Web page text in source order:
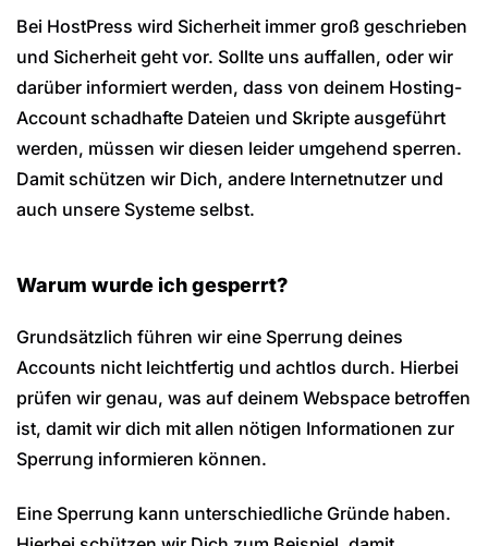
Bei HostPress wird Sicherheit immer groß geschrieben
und Sicherheit geht vor. Sollte uns auffallen, oder wir
darüber informiert werden, dass von deinem Hosting-
Account schadhafte Dateien und Skripte ausgeführt
werden, müssen wir diesen leider umgehend sperren.
Damit schützen wir Dich, andere Internetnutzer und
auch unsere Systeme selbst.
Warum wurde ich gesperrt?
Grundsätzlich führen wir eine Sperrung deines
Accounts nicht leichtfertig und achtlos durch. Hierbei
prüfen wir genau, was auf deinem Webspace betroffen
ist, damit wir dich mit allen nötigen Informationen zur
Sperrung informieren können.
Eine Sperrung kann unterschiedliche Gründe haben.